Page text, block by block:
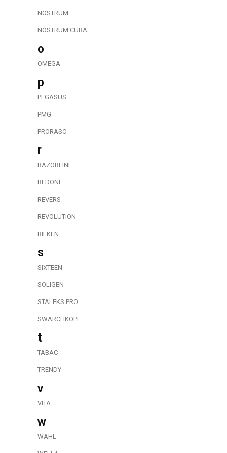
NOSTRUM
NOSTRUM CURA
o
OMEGA
p
PEGASUS
PMG
PRORASO
r
RAZORLINE
REDONE
REVERS
REVOLUTION
RILKEN
s
SIXTEEN
SOLIGEN
STALEKS PRO
SWARCHKOPF
t
TABAC
TRENDY
v
VITA
w
WAHL